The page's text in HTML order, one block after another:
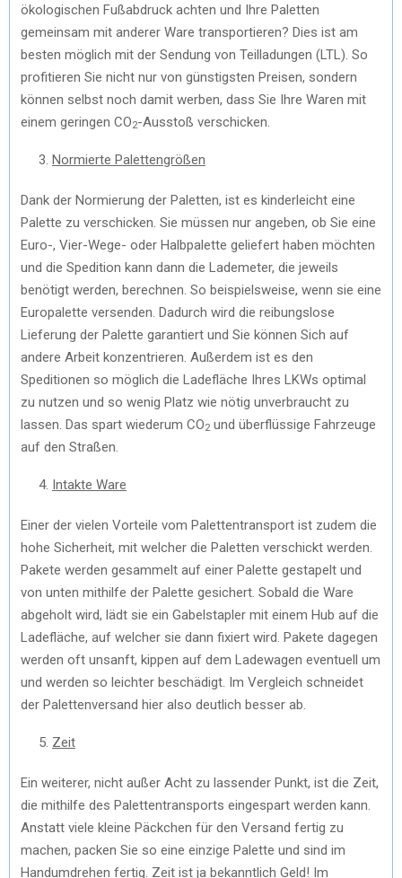
ökologischen Fußabdruck achten und Ihre Paletten
gemeinsam mit anderer Ware transportieren? Dies ist am
besten möglich mit der Sendung von Teilladungen (LTL). So
profitieren Sie nicht nur von günstigsten Preisen, sondern
können selbst noch damit werben, dass Sie Ihre Waren mit
einem geringen CO2-Ausstoß verschicken.
Normierte Palettengrößen
Dank der Normierung der Paletten, ist es kinderleicht eine
Palette zu verschicken. Sie müssen nur angeben, ob Sie eine
Euro-, Vier-Wege- oder Halbpalette geliefert haben möchten
und die Spedition kann dann die Lademeter, die jeweils
benötigt werden, berechnen. So beispielsweise, wenn sie eine
Europalette versenden. Dadurch wird die reibungslose
Lieferung der Palette garantiert und Sie können Sich auf
andere Arbeit konzentrieren. Außerdem ist es den
Speditionen so möglich die Ladefläche Ihres LKWs optimal
zu nutzen und so wenig Platz wie nötig unverbraucht zu
lassen. Das spart wiederum CO2 und überflüssige Fahrzeuge
auf den Straßen.
Intakte Ware
Einer der vielen Vorteile vom Palettentransport ist zudem die
hohe Sicherheit, mit welcher die Paletten verschickt werden.
Pakete werden gesammelt auf einer Palette gestapelt und
von unten mithilfe der Palette gesichert. Sobald die Ware
abgeholt wird, lädt sie ein Gabelstapler mit einem Hub auf die
Ladefläche, auf welcher sie dann fixiert wird. Pakete dagegen
werden oft unsanft, kippen auf dem Ladewagen eventuell um
und werden so leichter beschädigt. Im Vergleich schneidet
der Palettenversand hier also deutlich besser ab.
Zeit
Ein weiterer, nicht außer Acht zu lassender Punkt, ist die Zeit,
die mithilfe des Palettentransports eingespart werden kann.
Anstatt viele kleine Päckchen für den Versand fertig zu
machen, packen Sie so eine einzige Palette und sind im
Handumdrehen fertig. Zeit ist ja bekanntlich Geld! Im